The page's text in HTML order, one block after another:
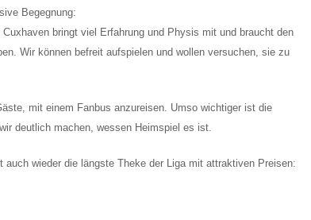
Begegnung:
bringt viel Erfahrung und Physis mit und braucht den
Wir können befreit aufspielen und wollen versuchen, sie zu
mit einem Fanbus anzureisen. Umso wichtiger ist die
deutlich machen, wessen Heimspiel es ist.
wieder die längste Theke der Liga mit attraktiven Preisen: